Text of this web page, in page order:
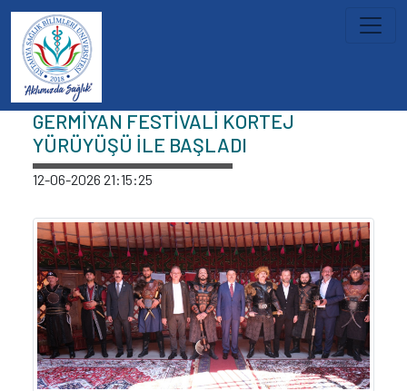
İçeriğe atla
Haberler
GERMİYAN FESTİVALİ KORTEJ
YÜRÜYÜŞÜ İLE BAŞLADI
12-06-2026 21:15:25